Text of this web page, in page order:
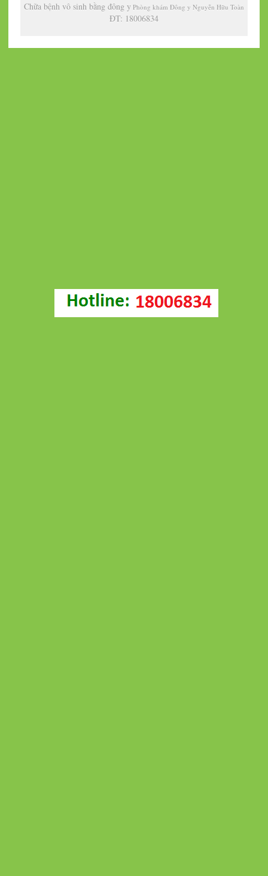
Chữa bệnh vô sinh bằng đông yPhòng khám Đông y Nguyễn Hữu Toàn
ĐT: 18006834